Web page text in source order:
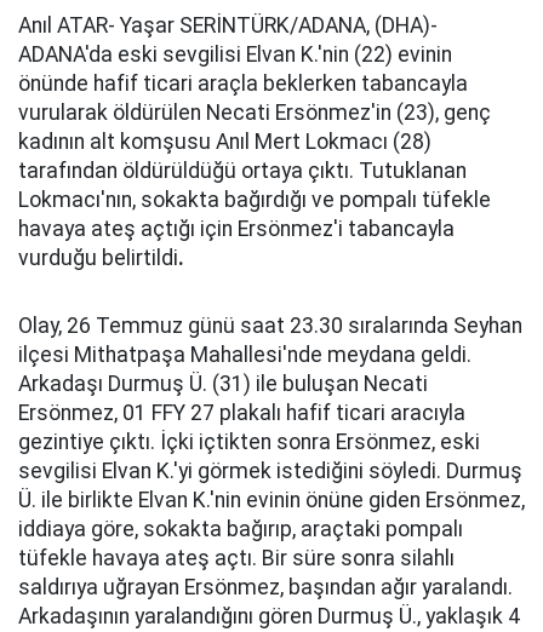
Anıl ATAR- Yaşar SERİNTÜRK/ADANA, (DHA)-
ADANA'da eski sevgilisi Elvan K.'nin (22) evinin
önünde hafif ticari araçla beklerken tabancayla
vurularak öldürülen Necati Ersönmez'in (23), genç
kadının alt komşusu Anıl Mert Lokmacı (28)
tarafından öldürüldüğü ortaya çıktı. Tutuklanan
Lokmacı'nın, sokakta bağırdığı ve pompalı tüfekle
havaya ateş açtığı için Ersönmez'i tabancayla
vurduğu belirtildi.
Olay, 26 Temmuz günü saat 23.30 sıralarında Seyhan
ilçesi Mithatpaşa Mahallesi'nde meydana geldi.
Arkadaşı Durmuş Ü. (31) ile buluşan Necati
Ersönmez, 01 FFY 27 plakalı hafif ticari aracıyla
gezintiye çıktı. İçki içtikten sonra Ersönmez, eski
sevgilisi Elvan K.'yi görmek istediğini söyledi. Durmuş
Ü. ile birlikte Elvan K.'nin evinin önüne giden Ersönmez,
iddiaya göre, sokakta bağırıp, araçtaki pompalı
tüfekle havaya ateş açtı. Bir süre sonra silahlı
saldırıya uğrayan Ersönmez, başından ağır yaralandı.
Arkadaşının yaralandığını gören Durmuş Ü., yaklaşık 4